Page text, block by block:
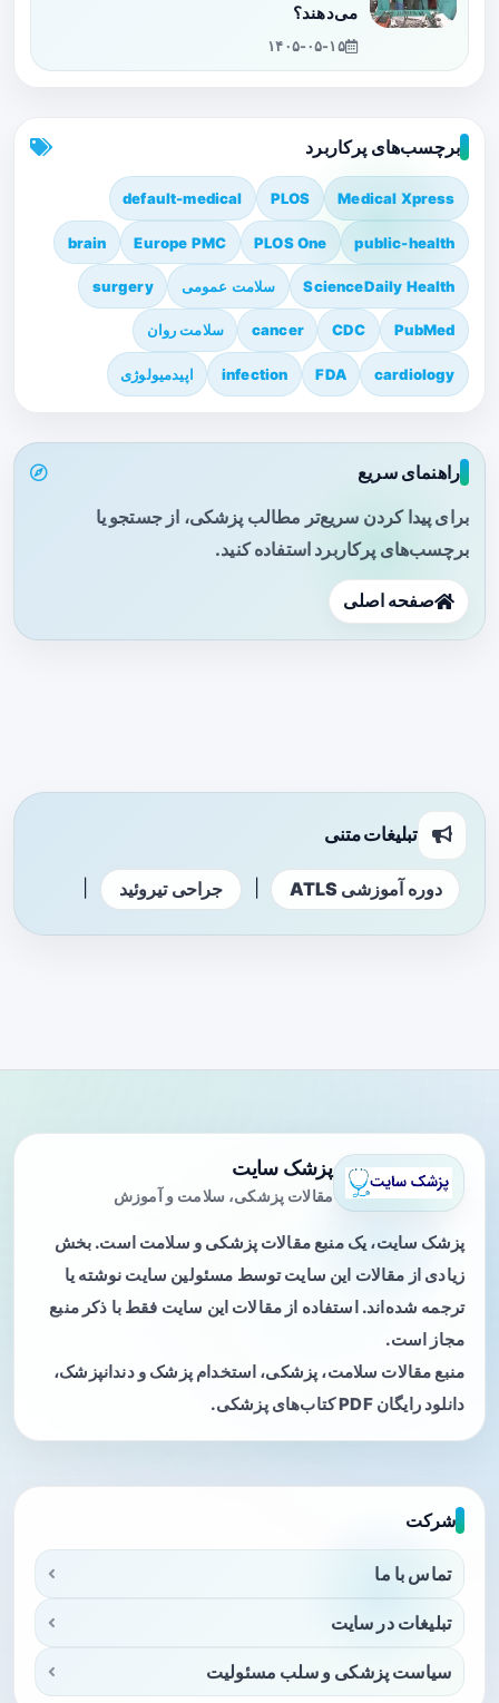
می‌دهند؟
۱۴۰۵-۰۵-۱۵
برچسب‌های پرکاربرد
Medical Xpress
PLOS
default-medical
public-health
PLOS One
Europe PMC
brain
ScienceDaily Health سلامت عمومی surgery
PubMed
CDC
cancer سلامت روان
cardiology
FDA
infection اپیدمیولوژی
راهنمای سریع
برای پیدا کردن سریع‌تر مطالب پزشکی، از جستجو یا
برچسب‌های پرکاربرد استفاده کنید.
صفحه اصلی
تبلیغات متنی
دوره آموزشی ATLS جراحی تیروئید
پزشک سایت
مقالات پزشکی، سلامت و آموزش
پزشک سایت، یک منبع مقالات پزشکی و سلامت است. بخش
زیادی از مقالات این سایت توسط مسئولین سایت نوشته یا
ترجمه شده‌اند. استفاده از مقالات این سایت فقط با ذکر منبع
مجاز است.
منبع مقالات سلامت، پزشکی، استخدام پزشک و دندانپزشک،
دانلود رایگان PDF کتاب‌های پزشکی.
شرکت
تماس با ما
تبلیغات در سایت
سیاست پزشکی و سلب مسئولیت